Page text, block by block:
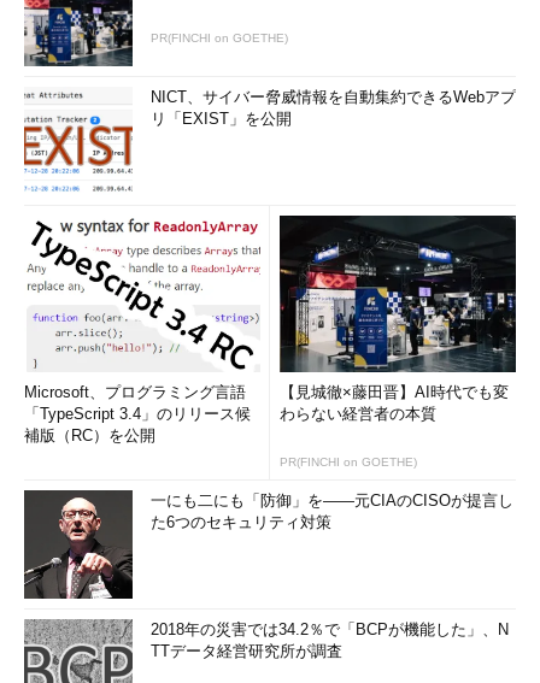
PR(FINCHI on GOETHE)
NICT、サイバー脅威情報を自動集約できるWebアプ
リ「EXIST」を公開
Microsoft、プログラミング言語
「TypeScript 3.4」のリリース候
補版（RC）を公開
【見城徹×藤田晋】AI時代でも変
わらない経営者の本質
PR(FINCHI on GOETHE)
一にも二にも「防御」を――元CIAのCISOが提言し
た6つのセキュリティ対策
2018年の災害では34.2％で「BCPが機能した」、N
TTデータ経営研究所が調査